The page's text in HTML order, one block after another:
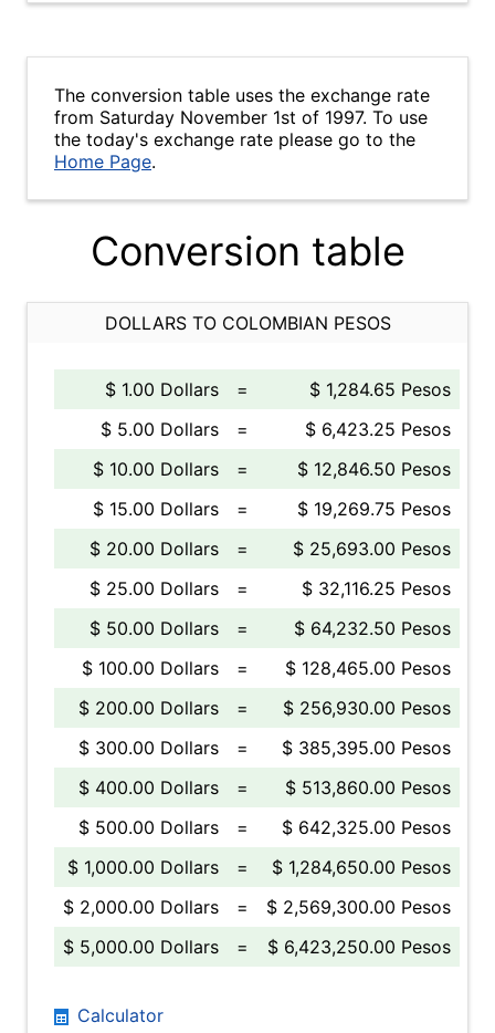
The conversion table uses the exchange rate
from Saturday November 1st of 1997. To use
the today's exchange rate please go to the
Home Page.
Conversion table
DOLLARS TO COLOMBIAN PESOS
$ 1.00 Dollars =
$ 1,284.65 Pesos
$ 5.00 Dollars
=
$ 6,423.25 Pesos
$ 10.00 Dollars
=
$ 12,846.50 Pesos
$ 15.00 Dollars
=
$ 19,269.75 Pesos
$ 20.00 Dollars
=
$ 25,693.00 Pesos
$ 25.00 Dollars
=
$ 32,116.25 Pesos
$ 50.00 Dollars
=
$ 64,232.50 Pesos
$ 100.00 Dollars
=
$ 128,465.00 Pesos
$ 200.00 Dollars
=
$ 256,930.00 Pesos
$ 300.00 Dollars
=
$ 385,395.00 Pesos
$ 400.00 Dollars
=
$ 513,860.00 Pesos
$ 500.00 Dollars
=
$ 642,325.00 Pesos
$ 1,000.00 Dollars
=
$ 1,284,650.00 Pesos
$ 2,000.00 Dollars
=
$ 2,569,300.00 Pesos
$ 5,000.00 Dollars
= $ 6,423,250.00 Pesos
Calculator